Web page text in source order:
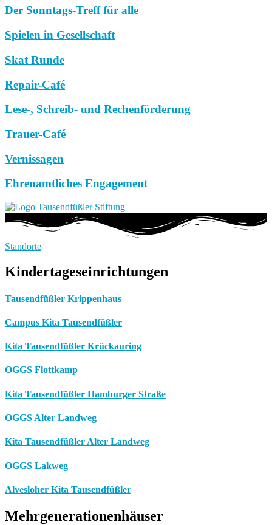
Der Sonntags-Treff für alle
Spielen in Gesellschaft
Skat Runde
Repair-Café
Lese-, Schreib- und Rechenförderung
Trauer-Café
Vernissagen
Ehrenamtliches Engagement
Standorte
Kindertageseinrichtungen
Tausendfüßler Krippenhaus
Campus Kita Tausendfüßler
Kita Tausendfüßler Krückauring
OGGS Flottkamp
Kita Tausendfüßler Hamburger Straße
OGGS Alter Landweg
Kita Tausendfüßler Alter Landweg
OGGS Lakweg
Alvesloher Kita Tausendfüßler
Mehrgenerationenhäuser